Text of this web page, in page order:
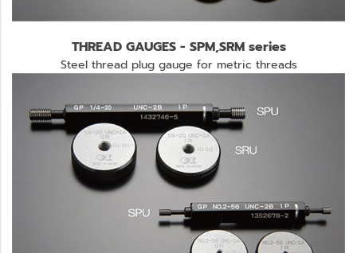
THREAD GAUGES - SPM,SRM series
Steel thread plug gauge for metric threads